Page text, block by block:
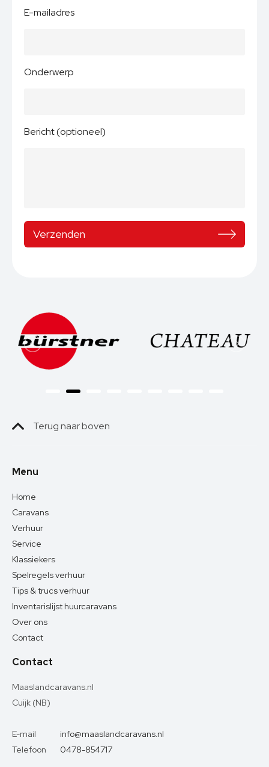
E-mailadres
Onderwerp
Bericht (optioneel)
Terug naar boven
Menu
Home
Caravans
Verhuur
Service
Klassiekers
Spelregels verhuur
Tips & trucs verhuur
Inventarislijst huurcaravans
Over ons
Contact
Contact
Maaslandcaravans.nl
Cuijk (NB)
E-mail
info@maaslandcaravans.nl
Telefoon
0478-854717